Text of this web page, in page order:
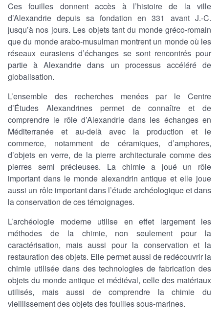
Ces fouilles donnent accès à l’histoire de la ville
d’Alexandrie depuis sa fondation en 331 avant J.-C.
jusqu’à nos jours. Les objets tant du monde gréco-romain
que du monde arabo-musulman montrent un monde où les
réseaux eurasiens d’échanges se sont rencontrés pour
partie à Alexandrie dans un processus accéléré de
globalisation.
L’ensemble des recherches menées par le Centre
d’Études Alexandrines permet de connaître et de
comprendre le rôle d’Alexandrie dans les échanges en
Méditerranée et au-delà avec la production et le
commerce, notamment de céramiques, d’amphores,
d’objets en verre, de la pierre architecturale comme des
pierres semi précieuses. La chimie a joué un rôle
important dans le monde alexandrin antique et elle joue
aussi un rôle important dans l’étude archéologique et dans
la conservation de ces témoignages.
L’archéologie moderne utilise en effet largement les
méthodes de la chimie, non seulement pour la
caractérisation, mais aussi pour la conservation et la
restauration des objets. Elle permet aussi de redécouvrir la
chimie utilisée dans des technologies de fabrication des
objets du monde antique et médiéval, celle des matériaux
utilisés, mais aussi de comprendre la chimie du
vieillissement des objets des fouilles sous-marines.